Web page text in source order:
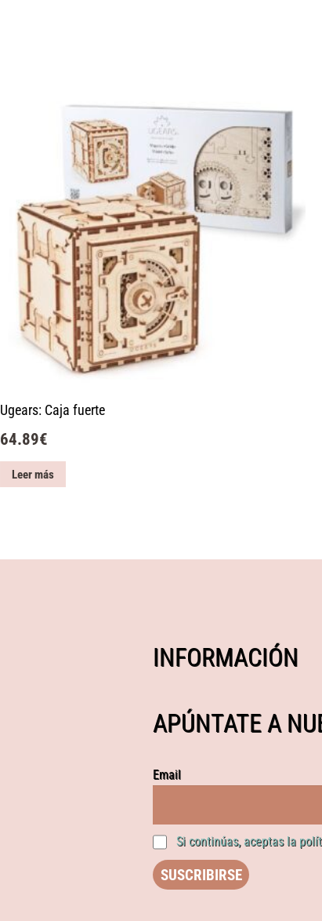
Ugears: Caja fuerte
64.89€
Leer más
INFORMACIÓN
APÚNTATE A
Email
Si continúas, aceptas la